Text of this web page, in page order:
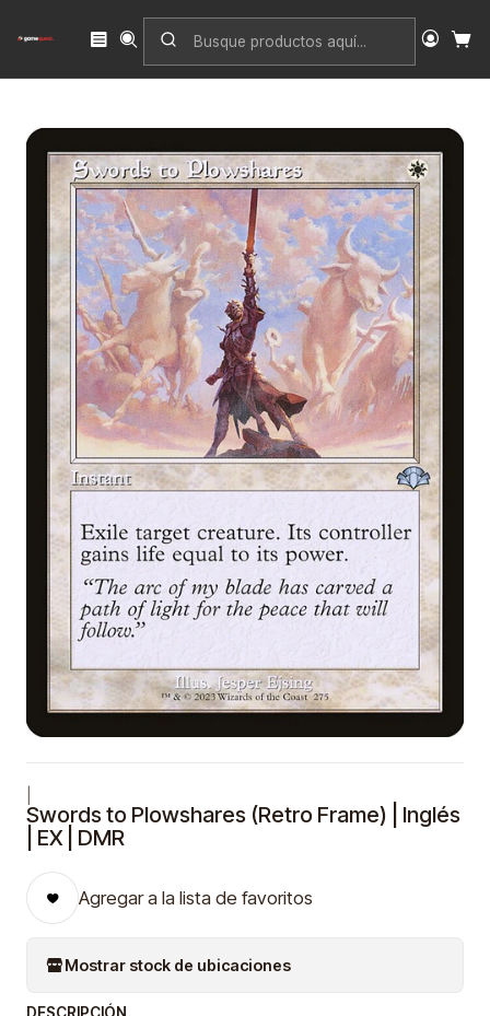
Inicio Singles
Dominaria Remastered
Swords to Plowshares (Retro Frame) | Inglés | EX | DMR
Swords to Plowshares (Retro Frame) | Inglés
| EX | DMR
Agregar a la lista de favoritos
Mostrar stock de ubicaciones